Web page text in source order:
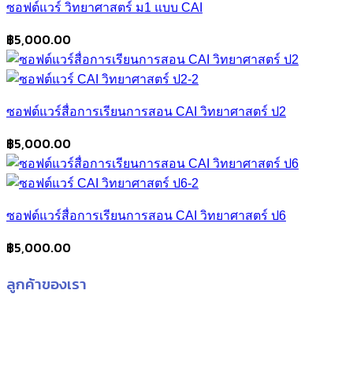
ซอฟต์แวร์ วิทยาศาสตร์ ม1 แบบ CAI
฿5,000.00
ซอฟต์แวร์สื่อการเรียนการสอน CAI วิทยาศาสตร์ ป2
฿5,000.00
ซอฟต์แวร์สื่อการเรียนการสอน CAI วิทยาศาสตร์ ป6
฿5,000.00
ลูกค้าของเรา